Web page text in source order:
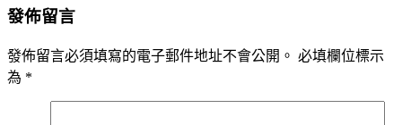
發佈留言
發佈留言必須填寫的電子郵件地址不會公開。 必填欄位標示
為 *